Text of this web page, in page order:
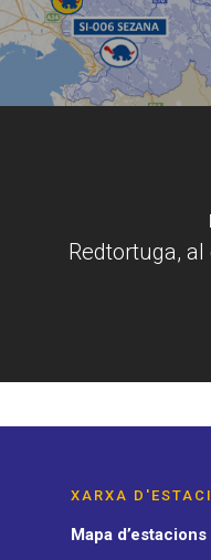
Redtortuga,
XARXA
Mapa d’estacions